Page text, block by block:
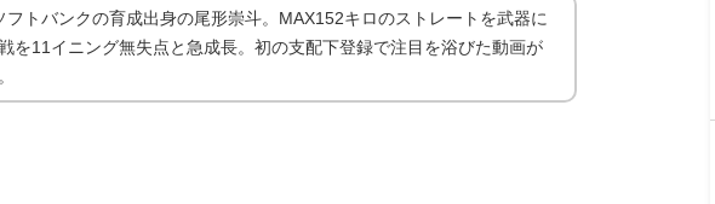
フトバンクの育成出身の尾形崇斗。MAX152キロのストレートを武器に
を11イニング無失点と急成長。初の支配下登録で注目を浴びた動画が